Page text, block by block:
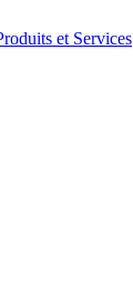
et Services